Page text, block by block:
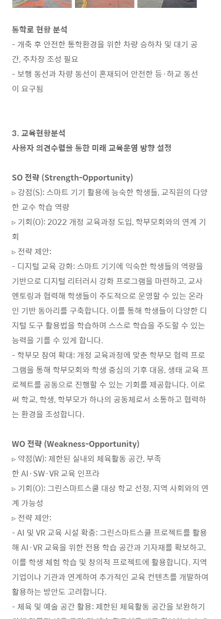
통학로 현황 분석
- 개축 후 안전한 통학환경을 위한 차량 승하차 및 대기 공
간, 주차장 조성 필요
- 보행 동선과 차량 동선이 혼재되어 안전한 등·하교 동선
이 요구됨
3. 교육현황분석
사용자 의견수렴을 통한 미래 교육운영 방향 설정
SO 전략 (Strength-Opportunity)
▹ 강점(S): 스마트 기기 활용에 능숙한 학생들, 교직원의 다양
한 교수 학습 역량
▹ 기회(O): 2022 개정 교육과정 도입, 학부모회와의 연계 기
회
▹ 전략 제안:
- 디지털 교육 강화: 스마트 기기에 익숙한 학생들의 역량을
기반으로 디지털 리터러시 강화 프로그램을 마련하고, 교사
멘토링과 협력해 학생들이 주도적으로 운영할 수 있는 온라
인 기반 동아리를 구축합니다. 이를 통해 학생들이 다양한 디
지털 도구 활용법을 학습하며 스스로 학습을 주도할 수 있는
능력을 기를 수 있게 합니다.
- 학부모 참여 확대: 개정 교육과정에 맞춘 학부모 협력 프로
그램을 통해 학부모회와 학생 중심의 기후 대응, 생태 교육 프
로젝트를 공동으로 진행할 수 있는 기회를 제공합니다. 이로
써 학교, 학생, 학부모가 하나의 공동체로서 소통하고 협력하
는 환경을 조성합니다.
WO 전략 (Weakness-Opportunity)
▹ 약점(W): 제한된 실내외 체육활동 공간, 부족
한 AI·SW·VR 교육 인프라
▹ 기회(O): 그린스마트스쿨 대상 학교 선정, 지역 사회와의 연
계 가능성
▹ 전략 제안:
- AI 및 VR 교육 시설 확충: 그린스마트스쿨 프로젝트를 활용
해 AI·VR 교육을 위한 전용 학습 공간과 기자재를 확보하고,
이를 학생 체험 학습 및 창의적 프로젝트에 활용합니다. 지역
기업이나 기관과 연계하여 추가적인 교육 컨텐츠를 개발하여
활용하는 방안도 고려합니다.
- 체육 및 예술 공간 활용: 제한된 체육활동 공간을 보완하기